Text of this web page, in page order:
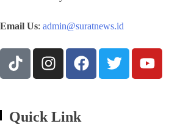
Email Us: admin@suratnews.id
Quick Link